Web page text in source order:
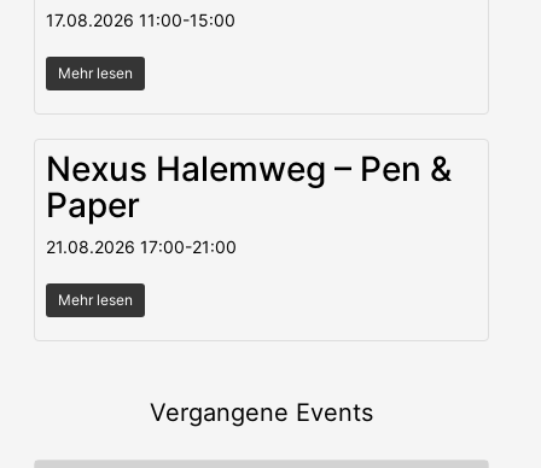
17.08.2026 11:00-15:00
Mehr lesen
Nexus Halemweg – Pen &
Paper
21.08.2026 17:00-21:00
Mehr lesen
Vergangene Events